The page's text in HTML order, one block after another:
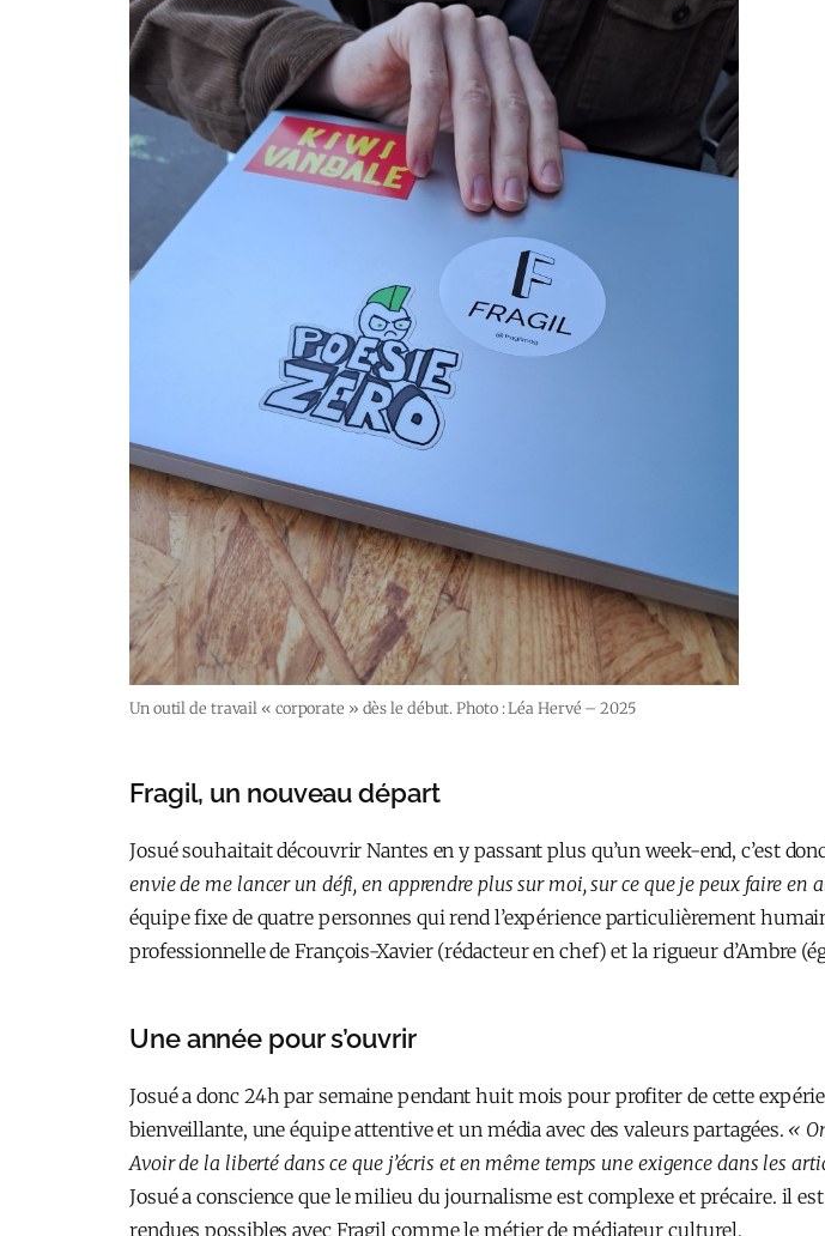
Un outil de travail « corporate » dès le début. Photo : Léa Hervé – 2025
Fragil, un nouveau départ
Josué souhaitait découvrir Nantes en y passant plus qu’un week-end, c’est
envie de me lancer un défi, en apprendre plus sur moi, sur ce que je peux faire en
équipe fixe de quatre personnes qui rend l’expérience particulièrement
professionnelle de François-Xavier (rédacteur en chef) et la rigueur d’Ambre
Une année pour s’ouvrir
Josué a donc 24h par semaine pendant huit mois pour profiter de cette
bienveillante, une équipe attentive et un média avec des valeurs partagées. «
Avoir de la liberté dans ce que j’écris et en même temps une exigence dans les
Josué a conscience que le milieu du journalisme est complexe et précaire. il
rendues possibles avec Fragil comme le métier de médiateur culturel.